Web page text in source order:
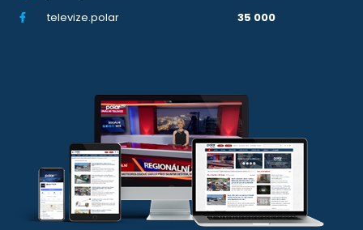
televize.polar
35 000